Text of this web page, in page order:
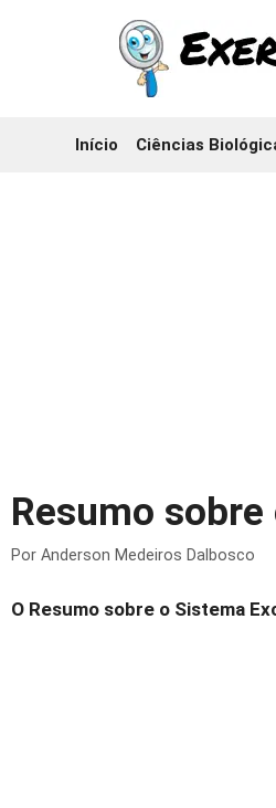
Início Ciências
Resumo
Por Anderson Medeiros Dalbosco
O Resumo sobre o Sistema